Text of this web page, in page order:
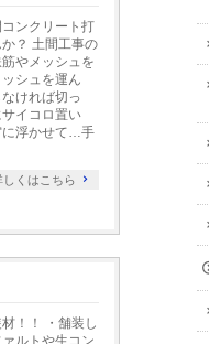
ンクリート打
？ 土間工事の
やメッシュを
シュを運ん
ければ切っ
イコロ置い
に浮かせて…手
しくはこちら
！！ ・舗装し
ルトや生コン